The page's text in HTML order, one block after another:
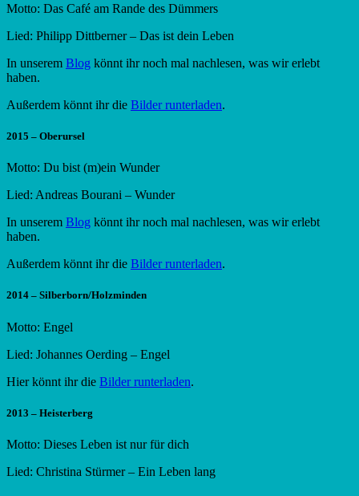
Motto: Das Café am Rande des Dümmers
Lied: Philipp Dittberner – Das ist dein Leben
In unserem Blog könnt ihr noch mal nachlesen, was wir erlebt
haben.
Außerdem könnt ihr die Bilder runterladen.
2015 – Oberursel
Motto: Du bist (m)ein Wunder
Lied: Andreas Bourani – Wunder
In unserem Blog könnt ihr noch mal nachlesen, was wir erlebt
haben.
Außerdem könnt ihr die Bilder runterladen.
2014 – Silberborn/Holzminden
Motto: Engel
Lied: Johannes Oerding – Engel
Hier könnt ihr die Bilder runterladen.
2013 – Heisterberg
Motto: Dieses Leben ist nur für dich
Lied: Christina Stürmer – Ein Leben lang